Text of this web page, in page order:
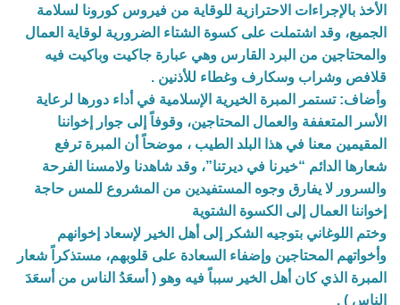
الأخذ بالإجراءات الاحترازية للوقاية من فيروس كورونا لسلامة
الجميع، وقد اشتملت على كسوة الشتاء الضرورية لوقاية العمال
والمحتاجين من البرد القارس وهي عبارة جاكيت وباكيت فيه
قلافص وشراب وسكارف وغطاء للأذنين .
وأضاف: تستمر المبرة الخيرية الإسلامية في أداء دورها لرعاية
الأسر المتعففة والعمال المحتاجين، وقوفاً إلى جوار إخواننا
المقيمين معنا في هذا البلد الطيب ، موضحاً أن المبرة ترفع
شعارها الدائم “خيرنا في ديرتنا”، وقد شاهدنا ولامسنا الفرحة
والسرور لا يفارق وجوه المستفيدين من المشروع للمس حاجة
إخواننا العمال إلى الكسوة الشتوية
وختم اللوغاني بتوجيه الشكر إلى أهل الخير لإسعاد إخوانهم
وأخواتهم المحتاجين وإضفاء السعادة على قلوبهم، مستذكراً شعار
المبرة الذي كان أهل الخير سبباً فيه وهو ( أسعَدُ الناس من أسعَدَ
الناس ) .